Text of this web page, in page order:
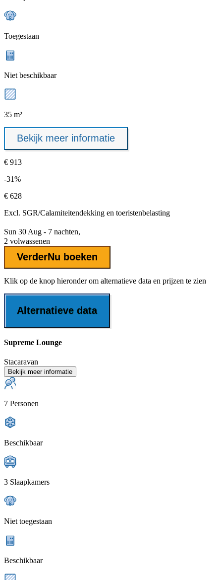
Toegestaan
Niet beschikbaar
35 m²
Bekijk meer informatie
€ 913
-31%
€ 628
Excl. SGR/Calamiteitendekking en toeristenbelasting
Sun 30 Aug - 7 nachten,
2 volwassenen
VerderNu boeken
Klik op de knop hieronder om alternatieve data en prijzen te zien
Alternatieve data
Supreme Lounge
Stacaravan
Bekijk meer informatie
7 Personen
Beschikbaar
3 Slaapkamers
Niet toegestaan
Beschikbaar